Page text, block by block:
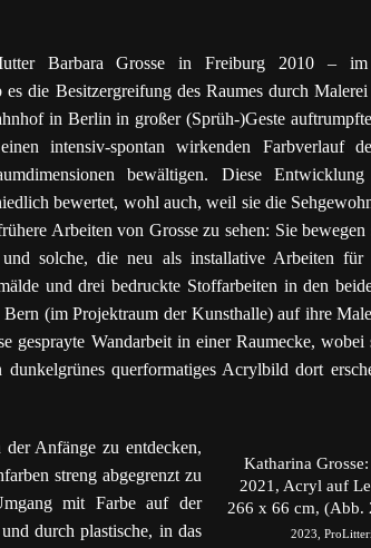
Barbara Grosse in Freiburg 2010 – im
die Besitzergreifung des Raumes durch
in Berlin in großer (Sprüh-)Geste
intensiv-spontan wirkenden Farbverlauf
bewältigen. Diese
bewertet, wohl auch, weil sie die
Arbeiten von Grosse zu sehen: Sie
solche, die neu als installative Arbeiten für
und drei bedruckte Stoffarbeiten in den
(im Projektraum der Kunsthalle) auf ihre
gesprayte Wandarbeit in einer Raumecke, wobei
querformatiges Acrylbild dort
Katharina
2021, Acryl auf
266 x 66 cm, (Abb.
2023,
Anfänge zu entdecken,
streng abgegrenzt zu
mit Farbe auf der
durch plastische, in das